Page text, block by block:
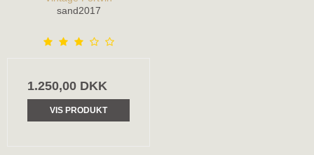
sand2017
1.250,00 DKK
VIS PRODUKT